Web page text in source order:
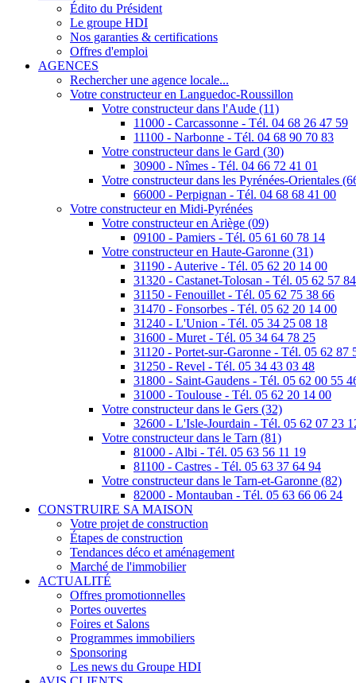
Édito du Président
Le groupe HDI
Nos garanties & certifications
Offres d'emploi
AGENCES
Rechercher une agence locale...
Votre constructeur en Languedoc-Roussillon
Votre constructeur dans l'Aude (11)
11000 - Carcassonne - Tél. 04 68 26 47 59
11100 - Narbonne - Tél. 04 68 90 70 83
Votre constructeur dans le Gard (30)
30900 - Nîmes - Tél. 04 66 72 41 01
Votre constructeur dans les Pyrénées-Orientales
66000 - Perpignan - Tél. 04 68 68 41 00
Votre constructeur en Midi-Pyrénées
Votre constructeur en Ariège (09)
09100 - Pamiers - Tél. 05 61 60 78 14
Votre constructeur en Haute-Garonne (31)
31190 - Auterive - Tél. 05 62 20 14 00
31320 - Castanet-Tolosan - Tél. 05 62 57
31150 - Fenouillet - Tél. 05 62 75 38 66
31470 - Fonsorbes - Tél. 05 62 20 14 00
31240 - L'Union - Tél. 05 34 25 08 18
31600 - Muret - Tél. 05 34 64 78 25
31120 - Portet-sur-Garonne - Tél. 05 62 87
31250 - Revel - Tél. 05 34 43 03 48
31800 - Saint-Gaudens - Tél. 05 62 00 55
31000 - Toulouse - Tél. 05 62 20 14 00
Votre constructeur dans le Gers (32)
32600 - L'Isle-Jourdain - Tél. 05 62 07 23
Votre constructeur dans le Tarn (81)
81000 - Albi - Tél. 05 63 56 11 19
81100 - Castres - Tél. 05 63 37 64 94
Votre constructeur dans le Tarn-et-Garonne (82)
82000 - Montauban - Tél. 05 63 66 06 24
CONSTRUIRE SA MAISON
Votre projet de construction
Étapes de construction
Tendances déco et aménagement
Marché de l'immobilier
ACTUALITÉ
Offres promotionnelles
Portes ouvertes
Foires et Salons
Programmes immobiliers
Sponsoring
Les news du Groupe HDI